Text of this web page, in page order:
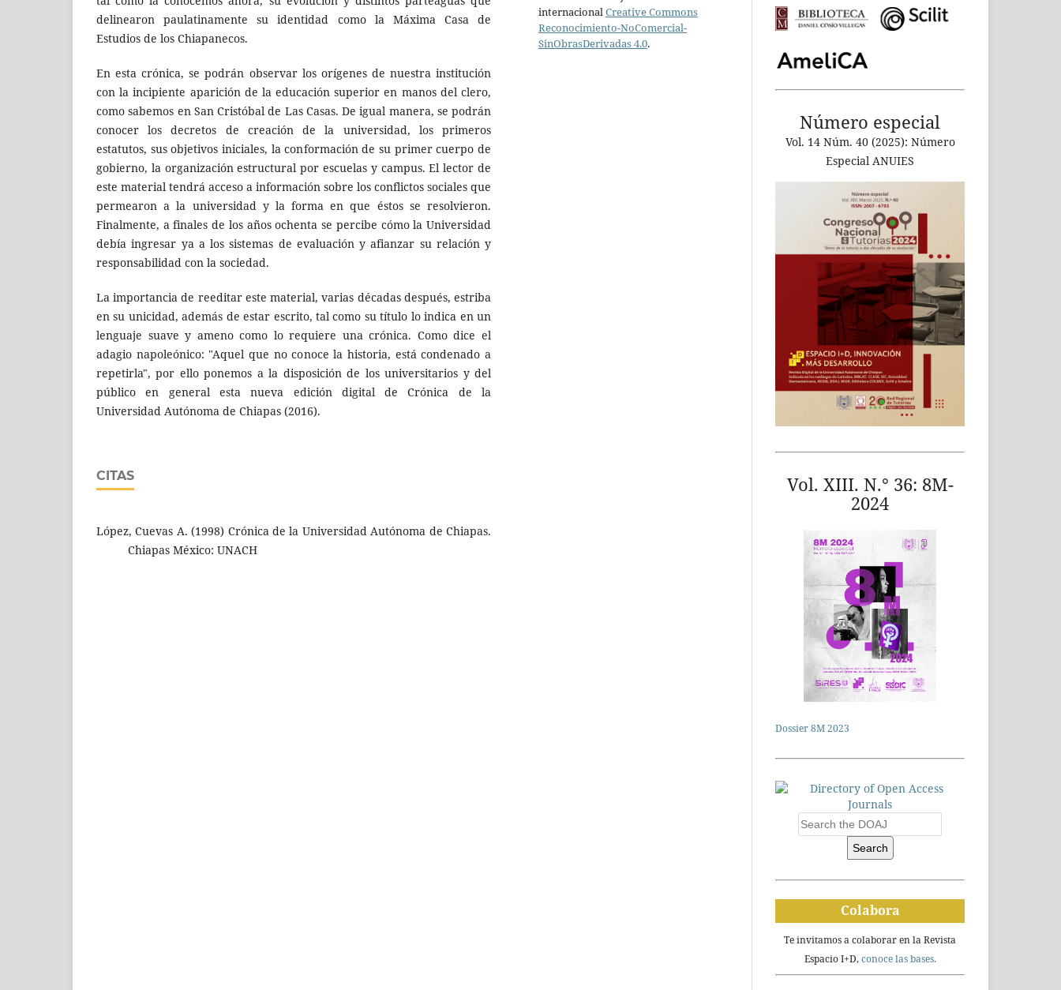
delinearon paulatinamente su identidad como la Máxima Casa de
Estudios de los Chiapanecos.
En esta crónica, se podrán observar los orígenes de nuestra institución
con la incipiente aparición de la educación superior en manos del clero,
como sabemos en San Cristóbal de Las Casas. De igual manera, se podrán
conocer los decretos de creación de la universidad, los primeros
estatutos, sus objetivos iniciales, la conformación de su primer cuerpo de
gobierno, la organización estructural por escuelas y campus. El lector de
este material tendrá acceso a información sobre los conflictos sociales que
permearon a la universidad y la forma en que éstos se resolvieron.
Finalmente, a finales de los años ochenta se percibe cómo la Universidad
debía ingresar ya a los sistemas de evaluación y afianzar su relación y
responsabilidad con la sociedad.
La importancia de reeditar este material, varias décadas después, estriba
en su unicidad, además de estar escrito, tal como su título lo indica en un
lenguaje suave y ameno como lo requiere una crónica. Como dice el
adagio napoleónico: "Aquel que no conoce la historia, está condenado a
repetirla", por ello ponemos a la disposición de los universitarios y del
público en general esta nueva edición digital de Crónica de la
Universidad Autónoma de Chiapas (2016).
CITAS
López, Cuevas A. (1998) Crónica de la Universidad Autónoma de Chiapas.
Chiapas México: UNACH
internacionalCreative Commons
Reconocimiento-NoComercial-
SinObrasDerivadas 4.0.
Número especial
Vol. 14 Núm. 40 (2025): Número
Especial ANUIES
Vol. XIII. N.° 36: 8M-
2024
Dossier 8M 2023
Search
Colabora
Te invitamos a colaborar en la Revista
Espacio I+D,conoce las bases.